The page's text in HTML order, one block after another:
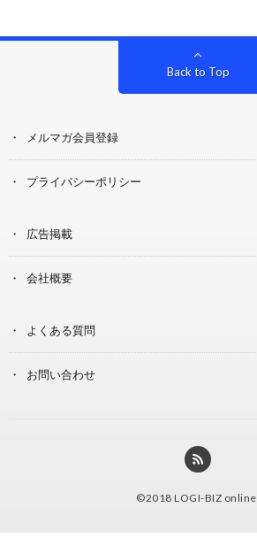
Back to Top
メルマガ会員登録
プライバシーポリシー
広告掲載
会社概要
よくある質問
お問い合わせ
©2018 LOGI-BIZ online